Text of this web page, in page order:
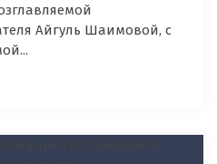
Айгуль Шаимовой, с